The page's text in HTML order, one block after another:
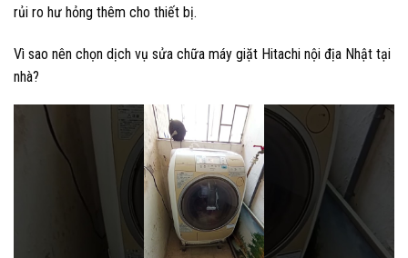
rủi ro hư hỏng thêm cho thiết bị.
Vì sao nên chọn dịch vụ sửa chữa máy giặt Hitachi nội địa Nhật tại
nhà?